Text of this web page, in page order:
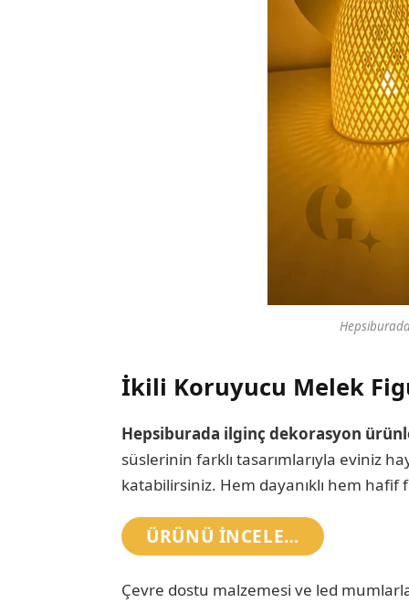
İkili Koruyucu Melek
Hepsiburada ilginç dekorasyon
süslerinin farklı tasarımlarıyla eviniz
katabilirsiniz. Hem dayanıklı hem
ÜRÜNÜ INCELE…
Çevre dostu malzemesi ve led